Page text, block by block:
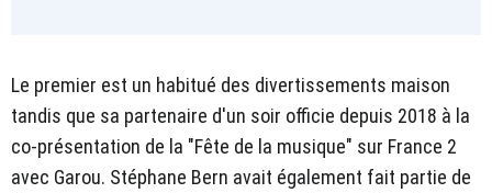
Le premier est un habitué des divertissements maison
tandis que sa partenaire d'un soir officie depuis 2018 à la
co-présentation de la "Fête de la musique" sur France 2
avec Garou. Stéphane Bern avait également fait partie de